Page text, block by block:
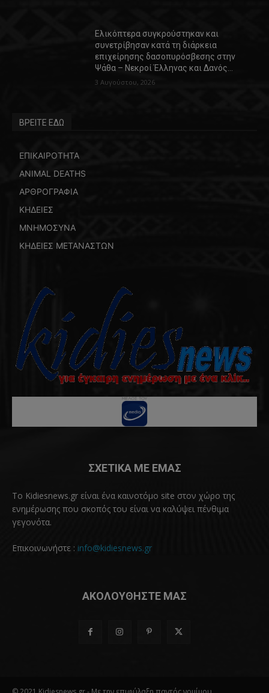
Ελικόπτερα συγκρούστηκαν και
συνετρίβησαν κατά τη διάρκεια
επιχείρησης δασοπυρόσβεσης στην
Ψάθα – Νεκροί Έλληνας και Δανός…
3 Αυγούστου, 2026
ΒΡΕΙΤΕ ΕΔΩ
ΕΠΙΚΑΙΡΟΤΗΤΑ
ANIMAL DEATHS
ΑΡΘΡΟΓΡΑΦΙΑ
ΚΗΔΕΙΕΣ
ΜΝΗΜΟΣΥΝΑ
ΚΗΔΕΙΕΣ ΜΕΤΑΝΑΣΤΩΝ
ΣΧΕΤΙΚΑ ΜΕ ΕΜΑΣ
Το Kidiesnews.gr είναι ένα καινοτόμο site στον χώρο της
ενημέρωσης που σκοπός του είναι να καλύψει πένθιμα
γεγονότα.
Επικοινωνήστε : info@kidiesnews.gr
ΑΚΟΛΟΥΘΗΣΤΕ ΜΑΣ